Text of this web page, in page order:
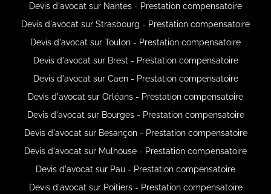
Devis d'avocat sur Nantes - Prestation compensatoire
Devis d'avocat sur Strasbourg - Prestation compensatoire
Devis d'avocat sur Toulon - Prestation compensatoire
Devis d'avocat sur Brest - Prestation compensatoire
Devis d'avocat sur Caen - Prestation compensatoire
Devis d'avocat sur Orléans - Prestation compensatoire
Devis d'avocat sur Bourges - Prestation compensatoire
Devis d'avocat sur Besançon - Prestation compensatoire
Devis d'avocat sur Mulhouse - Prestation compensatoire
Devis d'avocat sur Pau - Prestation compensatoire
Devis d'avocat sur Poitiers - Prestation compensatoire